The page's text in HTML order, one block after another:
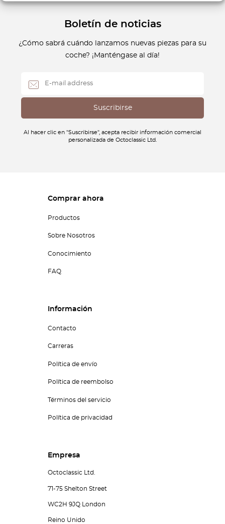
Boletín de noticias
¿Cómo sabrá cuándo lanzamos nuevas piezas para su
coche? ¡Manténgase al día!
Al hacer clic en "Suscribirse", acepta recibir información comercial
personalizada de Octoclassic Ltd.
Comprar ahora
Productos
Sobre Nosotros
Conocimiento
FAQ
Información
Contacto
Carreras
Política de envío
Política de reembolso
Términos del servicio
Política de privacidad
Empresa
Octoclassic Ltd.
71-75 Shelton Street
WC2H 9JQ London
Reino Unido